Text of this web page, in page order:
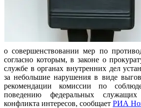
о совершенствовании мер по
согласно которым, в законе о
службе в органах внутренних дел
за небольшие нарушения в виде
рекомендации комиссии по
поведению федеральных
конфликта интересов, сообщает РИА